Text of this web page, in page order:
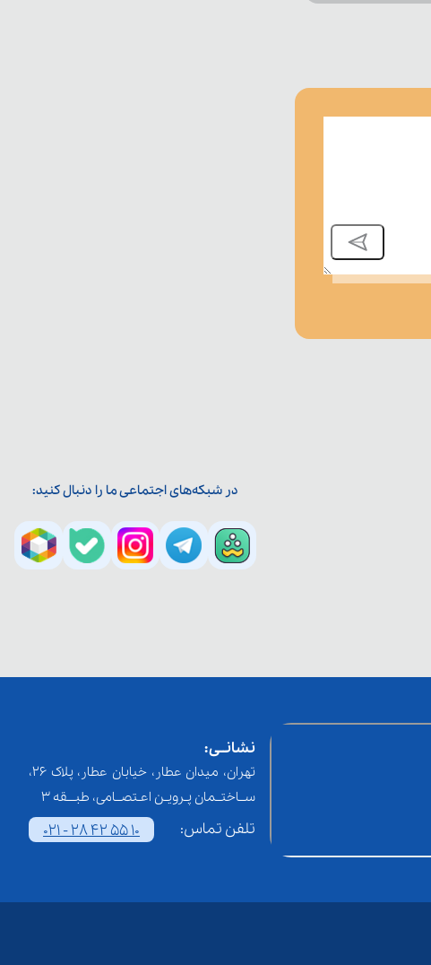
در شبکه‌های اجتماعی ما را دنبال کنید:
نشانــی:
تهران، میدان عطار، خیابان عطار، پلاک 26،
ســاختــمان پـرویـن اعـتصــامی، طبـــقه 3
تلفن تماس: 021 - 28 42 55 10